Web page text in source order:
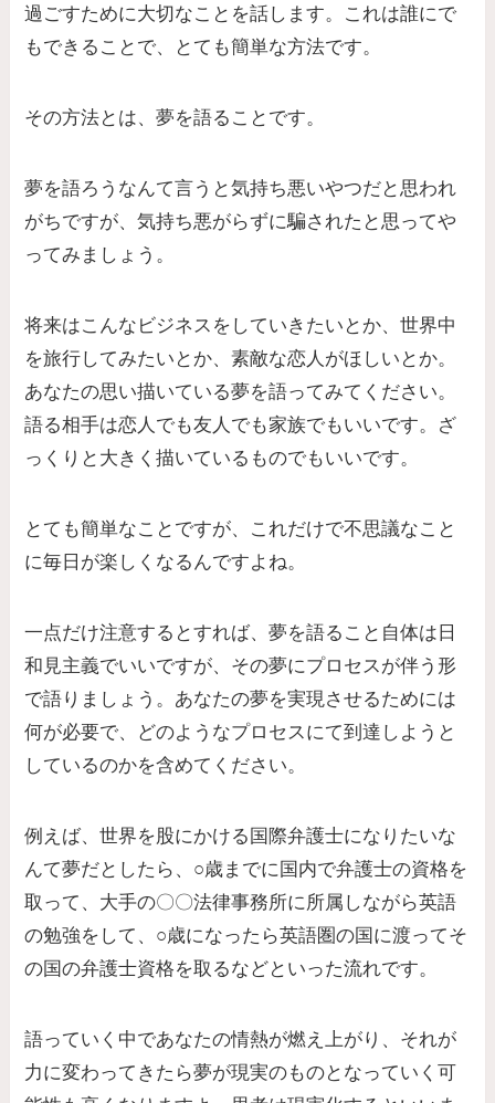
過ごすために大切なことを話します。これは誰にで
もできることで、とても簡単な方法です。
その方法とは、夢を語ることです。
夢を語ろうなんて言うと気持ち悪いやつだと思われ
がちですが、気持ち悪がらずに騙されたと思ってや
ってみましょう。
将来はこんなビジネスをしていきたいとか、世界中
を旅行してみたいとか、素敵な恋人がほしいとか。
あなたの思い描いている夢を語ってみてください。
語る相手は恋人でも友人でも家族でもいいです。ざ
っくりと大きく描いているものでもいいです。
とても簡単なことですが、これだけで不思議なこと
に毎日が楽しくなるんですよね。
一点だけ注意するとすれば、夢を語ること自体は日
和見主義でいいですが、その夢にプロセスが伴う形
で語りましょう。あなたの夢を実現させるためには
何が必要で、どのようなプロセスにて到達しようと
しているのかを含めてください。
例えば、世界を股にかける国際弁護士になりたいな
んて夢だとしたら、○歳までに国内で弁護士の資格を
取って、大手の〇〇法律事務所に所属しながら英語
の勉強をして、○歳になったら英語圏の国に渡ってそ
の国の弁護士資格を取るなどといった流れです。
語っていく中であなたの情熱が燃え上がり、それが
力に変わってきたら夢が現実のものとなっていく可